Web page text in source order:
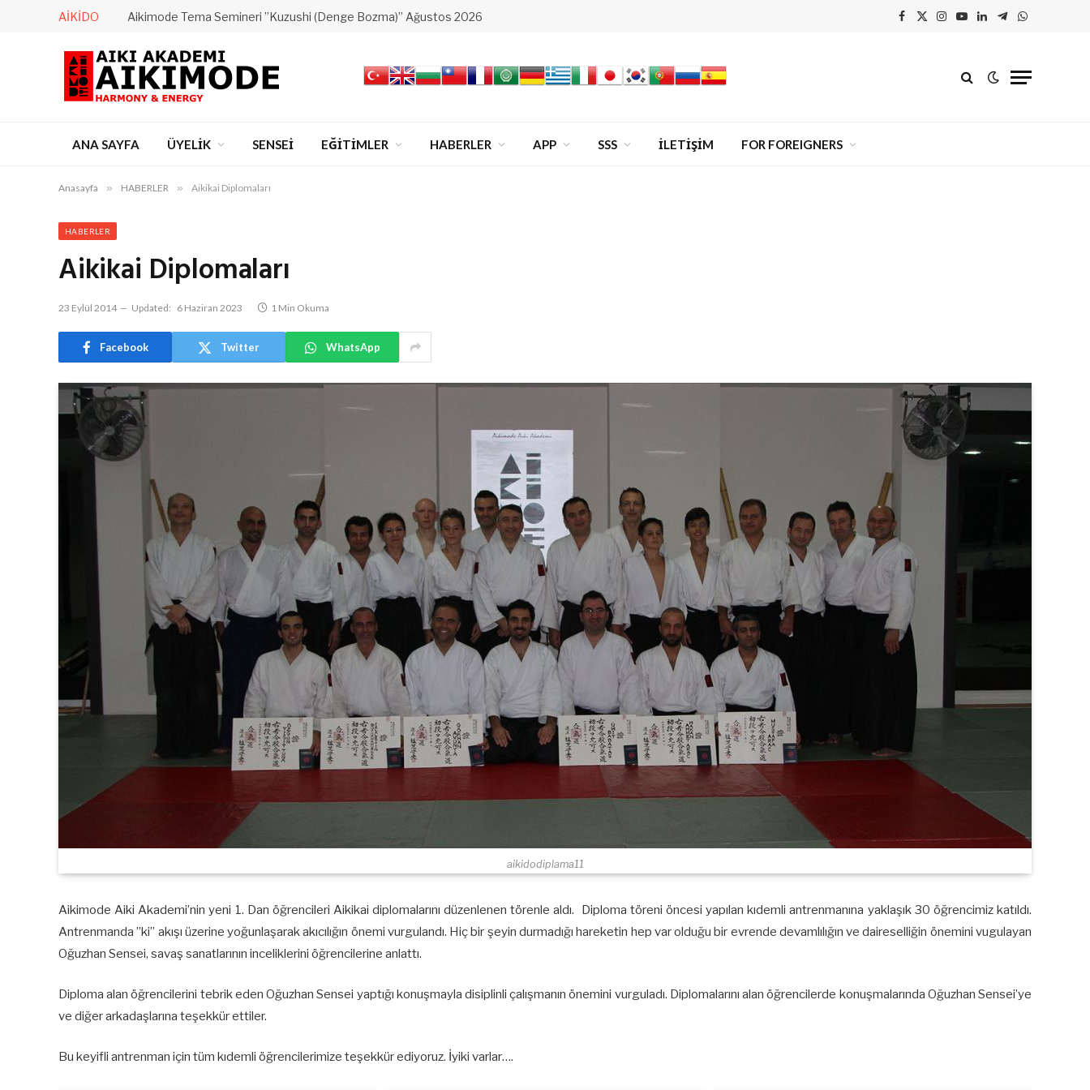
AIKIDO Aikimode Tema Semineri ”Kuzushi (Denge Bozma)” Ağustos 2026
Facebook
X
Instagram
YouTube
Linkedin'de
Telegram
WhatsApp
ANA SAYFA ÜYELİK SENSEİ EĞİTİMLER HABERLER APP SSS İLETİŞİM FOR FOREIGNERS
Anasayfa » HABERLER » Aikikai Diplomaları
HABERLER
Aikikai Diplomaları
23 Eylül 2014 Updated: 6 Haziran 2023 1 Min Okuma
Facebook Twitter WhatsApp
aikidodiplama11
Aikimode Aiki Akademi’nin yeni 1. Dan öğrencileri Aikikai diplomalarını düzenlenen törenle aldı. Diploma töreni öncesi yapılan kıdemli antrenmanına yaklaşık 30 öğrencimiz katıldı.
Antrenmanda ”ki” akışı üzerine yoğunlaşarak akıcılığın önemi vurgulandı. Hiç bir şeyin durmadığı hareketin hep var olduğu bir evrende devamlılığın ve daireselliğin önemini vugulayan
Oğuzhan Sensei, savaş sanatlarının inceliklerini öğrencilerine anlattı.
Diploma alan öğrencilerini tebrik eden Oğuzhan Sensei yaptığı konuşmayla disiplinli çalışmanın önemini vurguladı. Diplomalarını alan öğrencilerde konuşmalarında Oğuzhan Sensei’ye
ve diğer arkadaşlarına teşekkür ettiler.
Bu keyifli antrenman için tüm kıdemli öğrencilerimize teşekkür ediyoruz. İyiki varlar….